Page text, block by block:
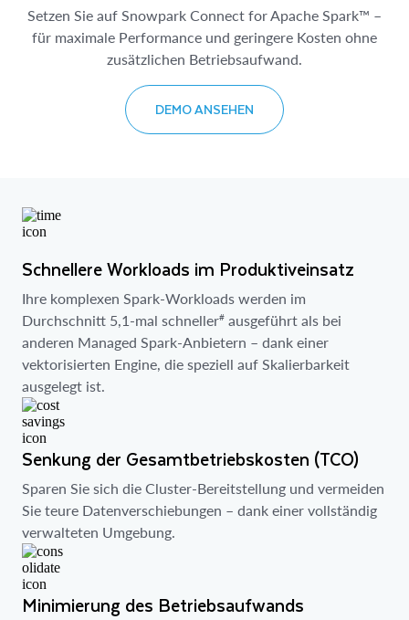
Setzen Sie auf Snowpark Connect for Apache Spark™ –
für maximale Performance und geringere Kosten ohne
zusätzlichen Betriebsaufwand.
DEMO ANSEHEN
Schnellere Workloads im Produktiveinsatz
Ihre komplexen Spark-Workloads werden im
Durchschnitt 5,1-mal schneller# ausgeführt als bei
anderen Managed Spark-Anbietern – dank einer
vektorisierten Engine, die speziell auf Skalierbarkeit
ausgelegt ist.
Senkung der Gesamtbetriebskosten (TCO)
Sparen Sie sich die Cluster-Bereitstellung und vermeiden
Sie teure Datenverschiebungen – dank einer vollständig
verwalteten Umgebung.
Minimierung des Betriebsaufwands